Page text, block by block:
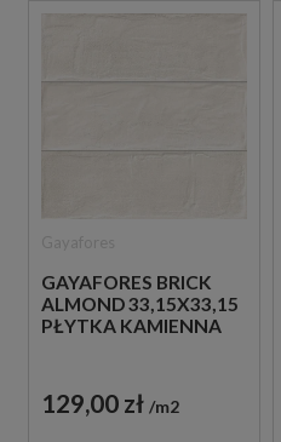
GAYAFORES BRICK
ALMOND 33,15X33,15
PŁYTKA KAMIENNA
129,00 zł m2